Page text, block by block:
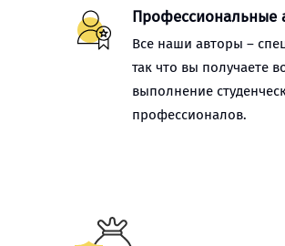
Профессиональные
Все наши авторы –
так что вы получаете
выполнение
профессионалов.